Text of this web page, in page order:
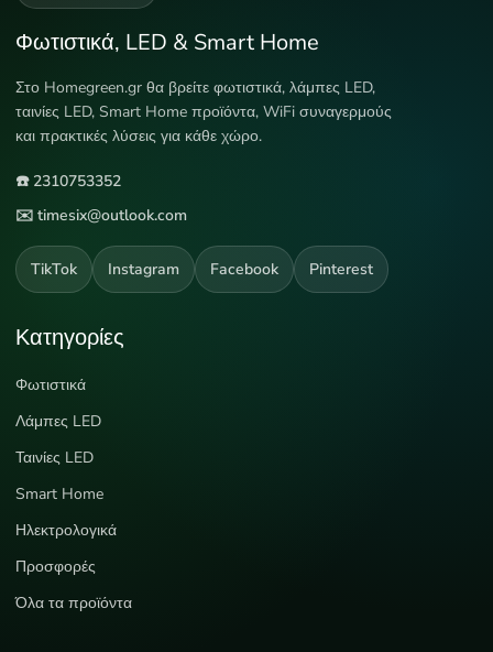
Φωτιστικά, LED & Smart Home
Στο Homegreen.gr θα βρείτε φωτιστικά, λάμπες LED,
ταινίες LED, Smart Home προϊόντα, WiFi συναγερμούς
και πρακτικές λύσεις για κάθε χώρο.
☎️ 2310753352
✉️ timesix@outlook.com
TikTok Instagram Facebook Pinterest
Κατηγορίες
Φωτιστικά
Λάμπες LED
Ταινίες LED
Smart Home
Ηλεκτρολογικά
Προσφορές
Όλα τα προϊόντα